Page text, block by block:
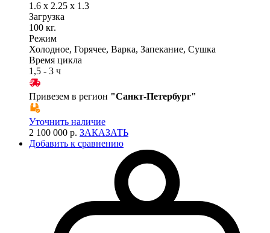
1.6 x 2.25 x 1.3
Загрузка
100 кг.
Режим
Холодное, Горячее, Варка, Запекание, Сушка
Время цикла
1,5 - 3 ч
Привезем в регион "Санкт-Петербург"
Уточнить наличие
2 100 000 р. ЗАКАЗАТЬ
Добавить к сравнению